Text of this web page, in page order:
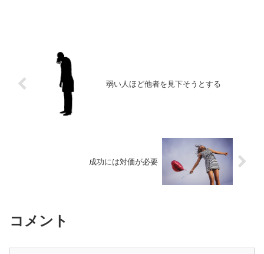
弱い人ほど他者を見下そうとする
成功には対価が必要
コメント